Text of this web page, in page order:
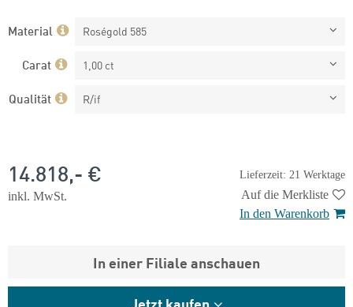
Material Roségold 585
Carat 1,00 ct
Qualität R/if
Lieferzeit: 21 Werktage
14.818,- €
inkl. MwSt.
Auf die Merkliste
In den Warenkorb
In einer Filiale anschauen